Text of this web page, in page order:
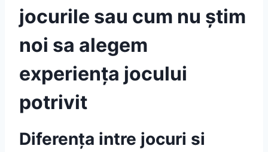
jocurile sau cum nu știm
noi sa alegem
experiența jocului
potrivit
Diferența intre jocuri si